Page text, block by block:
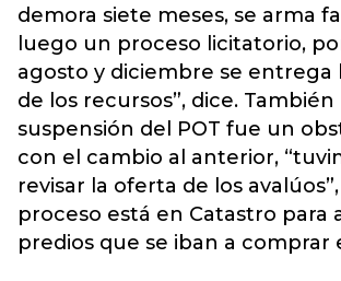
demora siete meses, se arma
luego un proceso licitatorio,
agosto y diciembre se entrega
de los recursos”, dice. También
suspensión del POT fue un
con el cambio al anterior,
revisar la oferta de los
proceso está en Catastro para
predios que se iban a comprar